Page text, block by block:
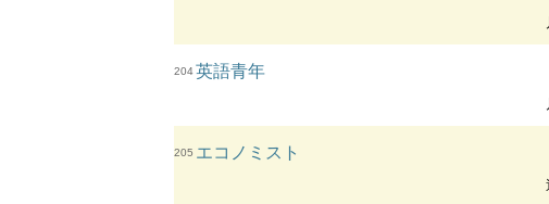
204英語青年
205 エコノミスト